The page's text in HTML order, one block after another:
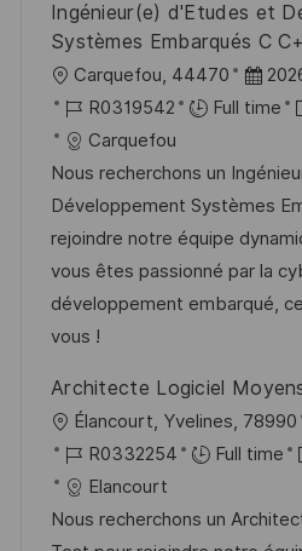
p
o
t
e
Ingénieur(e) d'Etudes et
Systèmes Embarqués C
o
c
a
l
i
s
a
t
o
n
Carquefou, 44470
D
a
e
d
’
a
f
c
h
a
e
R
é
f
é
r
e
n
c
d
u
p
o
s
R0319542 Full time
t
r
Carquefou
Nous recherchons un
Développement Systèmes
rejoindre notre équipe
vous êtes passionné par la
développement embarqué,
vous !
Architecte Logiciel
o
c
a
Élancourt, Yvelines, 78990
R
é
f
R0332254 Full time
Elancourt
Nous recherchons un